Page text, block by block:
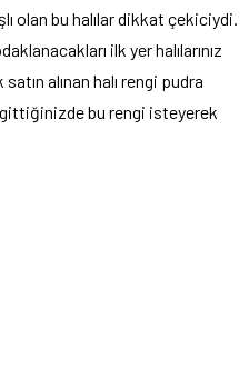
olan bu halılar dikkat çekiciydi.
ilk yer halılarınız
alınan halı rengi pudra
bu rengi isteyerek